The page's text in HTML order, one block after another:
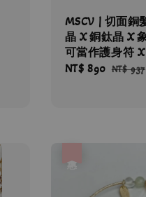
MSCV | 切面銅
晶 X 銅鈦晶 X
可當作護身符
Sale
NT$ 890 Regular
NT$ 937